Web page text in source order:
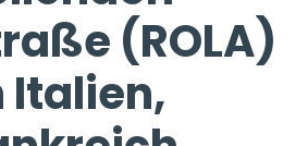
(ROLA)
Italien,